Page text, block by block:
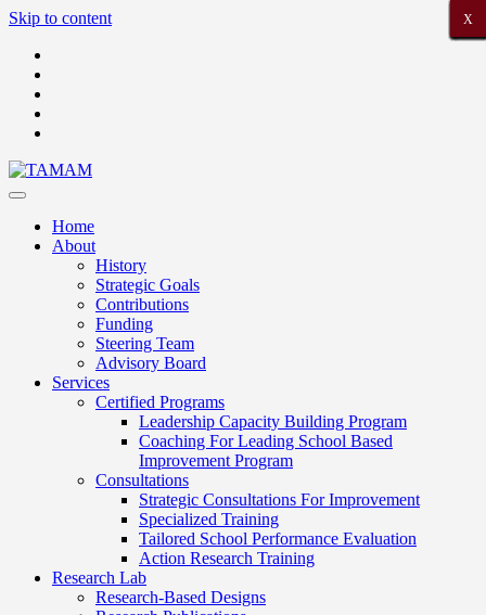
Skip to content
Home
About
History
Strategic Goals
Contributions
Funding
Steering Team
Advisory Board
Services
Certified Programs
Leadership Capacity Building Program
Coaching For Leading School Based
Improvement Program
Consultations
Strategic Consultations For Improvement
Specialized Training
Tailored School Performance Evaluation
Action Research Training
Research Lab
Research-Based Designs
X
X
X
X
X
X
X
X
X
X
X
X
X
X
X
X
X
X
X
X
X